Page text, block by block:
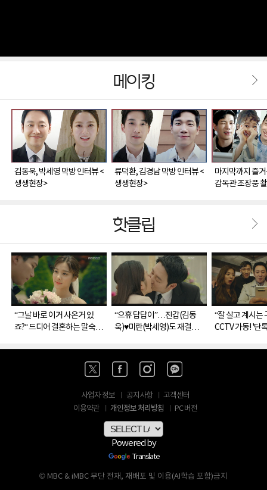
메이킹
김동욱, 박세영 막방 인터뷰 <
생생현장>
류덕환, 김경남 막방 인터뷰 <
생생현장>
마지막까지 즐
감독관 조장풍
핫클립
“그날 바로 이거 사온거 있
죠?“ 드디어 결혼하는 말숙
“으휴 답답이”…진갑(김동
욱)♥미란(박세영)도 재결합
“잘 살고 계시
CCTV 가동! '단
사업자 정보 공지사항
고객센터
이용약관
개인정보 처리방침 PC 버전
Powered by
Translate
© MBC & iMBC 무단 전재, 재배포 및 이용(AI학습 포함)금지